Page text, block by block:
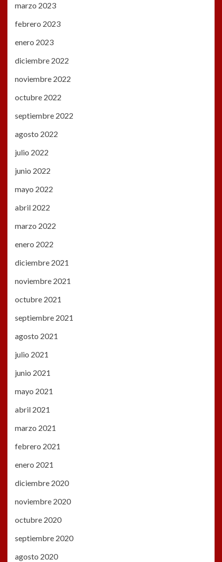
marzo 2023
febrero 2023
enero 2023
diciembre 2022
noviembre 2022
octubre 2022
septiembre 2022
agosto 2022
julio 2022
junio 2022
mayo 2022
abril 2022
marzo 2022
enero 2022
diciembre 2021
noviembre 2021
octubre 2021
septiembre 2021
agosto 2021
julio 2021
junio 2021
mayo 2021
abril 2021
marzo 2021
febrero 2021
enero 2021
diciembre 2020
noviembre 2020
octubre 2020
septiembre 2020
agosto 2020